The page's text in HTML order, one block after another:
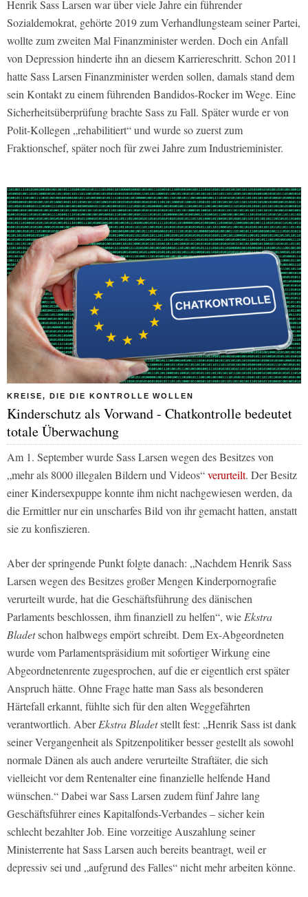
Henrik Sass Larsen war über viele Jahre ein führender
Sozialdemokrat, gehörte 2019 zum Verhandlungsteam seiner Partei,
wollte zum zweiten Mal Finanzminister werden. Doch ein Anfall
von Depression hinderte ihn an diesem Karriereschritt. Schon 2011
hatte Sass Larsen Finanzminister werden sollen, damals stand dem
sein Kontakt zu einem führenden Bandidos-Rocker im Wege. Eine
Sicherheitsüberprüfung brachte Sass zu Fall. Später wurde er von
Polit-Kollegen „rehabilitiert“ und wurde so zuerst zum
Fraktionschef, später noch für zwei Jahre zum Industrieminister.
KREISE, DIE DIE KONTROLLE WOLLEN
Kinderschutz als Vorwand - Chatkontrolle bedeutet
totale Überwachung
Am 1. September wurde Sass Larsen wegen des Besitzes von
„mehr als 8000 illegalen Bildern und Videos“verurteilt. Der Besitz
einer Kindersexpuppe konnte ihm nicht nachgewiesen werden, da
die Ermittler nur ein unscharfes Bild von ihr gemacht hatten, anstatt
sie zu konfiszieren.
Aber der springende Punkt folgte danach: „Nachdem Henrik Sass
Larsen wegen des Besitzes großer Mengen Kinderpornografie
verurteilt wurde, hat die Geschäftsführung des dänischen
Parlaments beschlossen, ihm finanziell zu helfen“, wieEkstra
Bladetschon halbwegs empört schreibt. Dem Ex-Abgeordneten
wurde vom Parlamentspräsidium mit sofortiger Wirkung eine
Abgeordnetenrente zugesprochen, auf die er eigentlich erst später
Anspruch hätte. Ohne Frage hatte man Sass als besonderen
Härtefall erkannt, fühlte sich für den alten Weggefährten
verantwortlich. AberEkstra Bladetstellt fest: „Henrik Sass ist dank
seiner Vergangenheit als Spitzenpolitiker besser gestellt als sowohl
normale Dänen als auch andere verurteilte Straftäter, die sich
vielleicht vor dem Rentenalter eine finanzielle helfende Hand
wünschen.“ Dabei war Sass Larsen zudem fünf Jahre lang
Geschäftsführer eines Kapitalfonds-Verbandes – sicher kein
schlecht bezahlter Job. Eine vorzeitige Auszahlung seiner
Ministerrente hat Sass Larsen auch bereits beantragt, weil er
depressiv sei und „aufgrund des Falles“ nicht mehr arbeiten könne.